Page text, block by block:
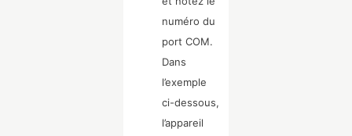
numéro du
port COM.
Dans
l’exemple
ci-dessous,
l’appareil